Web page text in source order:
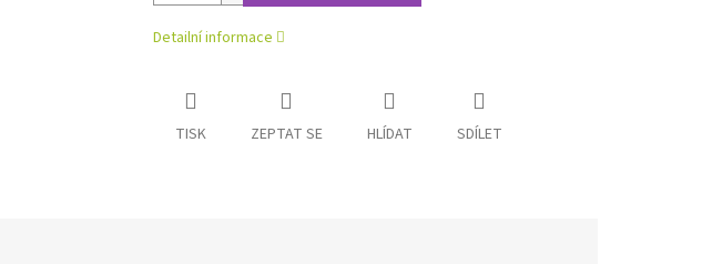
Detailní informace
TISK ZEPTAT SE HLÍDAT SDÍLET